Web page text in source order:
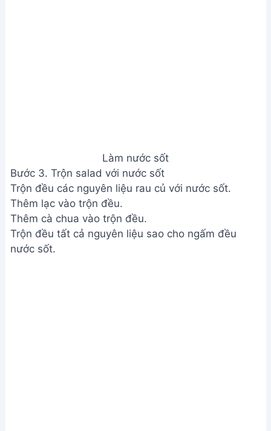
Làm nước sốt
Bước 3. Trộn salad với nước sốt
Trộn đều các nguyên liệu rau củ với nước sốt.
Thêm lạc vào trộn đều.
Thêm cà chua vào trộn đều.
Trộn đều tất cả nguyên liệu sao cho ngấm đều
nước sốt.